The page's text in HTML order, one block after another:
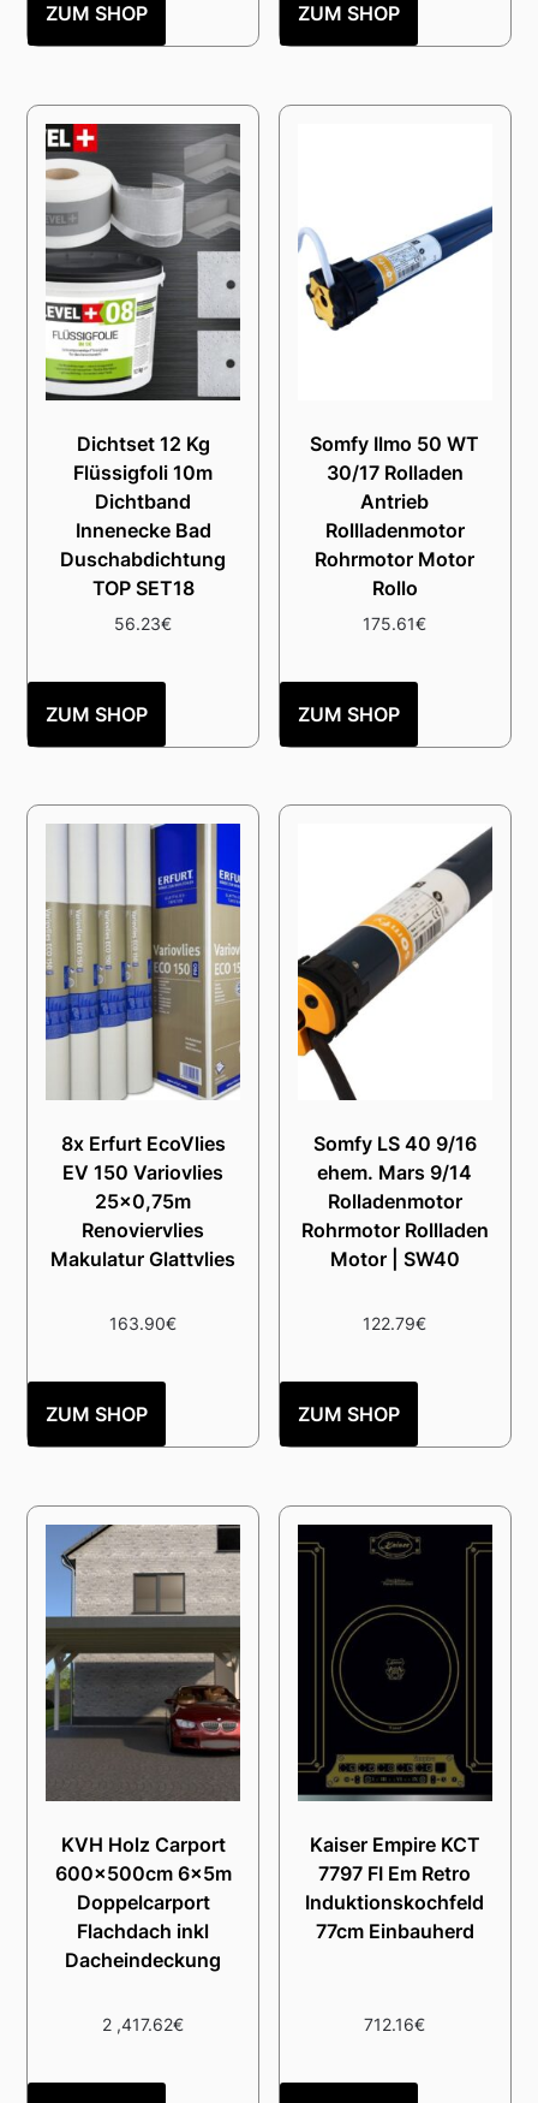
ZUM SHOP ZUM SHOP
Dichtset 12 Kg
Flüssigfoli 10m
Dichtband
Innenecke Bad
Duschabdichtung
TOP SET18
56.23€
ZUM SHOP
Somfy Ilmo 50 WT
30/17 Rolladen
Antrieb
Rollladenmotor
Rohrmotor Motor
Rollo
175.61€
ZUM SHOP
8x Erfurt EcoVlies
EV 150 Variovlies
25×0,75m
Renoviervlies
Makulatur Glattvlies
163.90€
ZUM SHOP
Somfy LS 40 9/16
ehem. Mars 9/14
Rolladenmotor
Rohrmotor Rollladen
Motor | SW40
122.79€
ZUM SHOP
KVH Holz Carport
600x500cm 6x5m
Doppelcarport
Flachdach inkl
Dacheindeckung
2 ,417.62€
Kaiser Empire KCT
7797 FI Em Retro
Induktionskochfeld
77cm Einbauherd
712.16€